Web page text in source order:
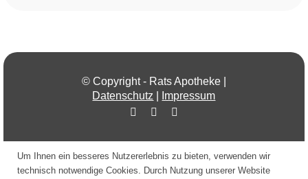
© Copyright - Rats Apotheke |
Datenschutz
Impressum
Um Ihnen ein besseres Nutzererlebnis zu bieten, verwenden wir
technisch notwendige Cookies. Durch Nutzung unserer Website